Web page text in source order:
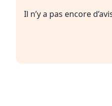
Il n’y a pas encore